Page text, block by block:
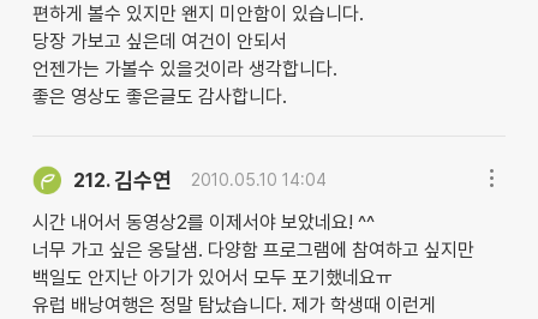
편하게 볼수 있지만 왠지 미안함이 있습니다.
당장 가보고 싶은데 여건이 안되서
언젠가는 가볼수 있을것이라 생각합니다.
좋은 영상도 좋은글도 감사합니다.
212.김수연 2010.05.10 14:04
시간 내어서 동영상2를 이제서야 보았네요! ^^
너무 가고 싶은 옹달샘. 다양함 프로그램에 참여하고 싶지만
백일도 안지난 아기가 있어서 모두 포기했네요ㅠ
유럽 배낭여행은 정말 탐났습니다. 제가 학생때 이런게